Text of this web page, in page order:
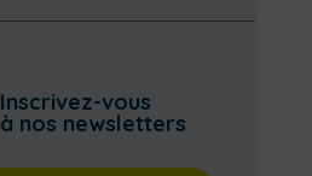
Inscrivez-vous
à nos newsletters